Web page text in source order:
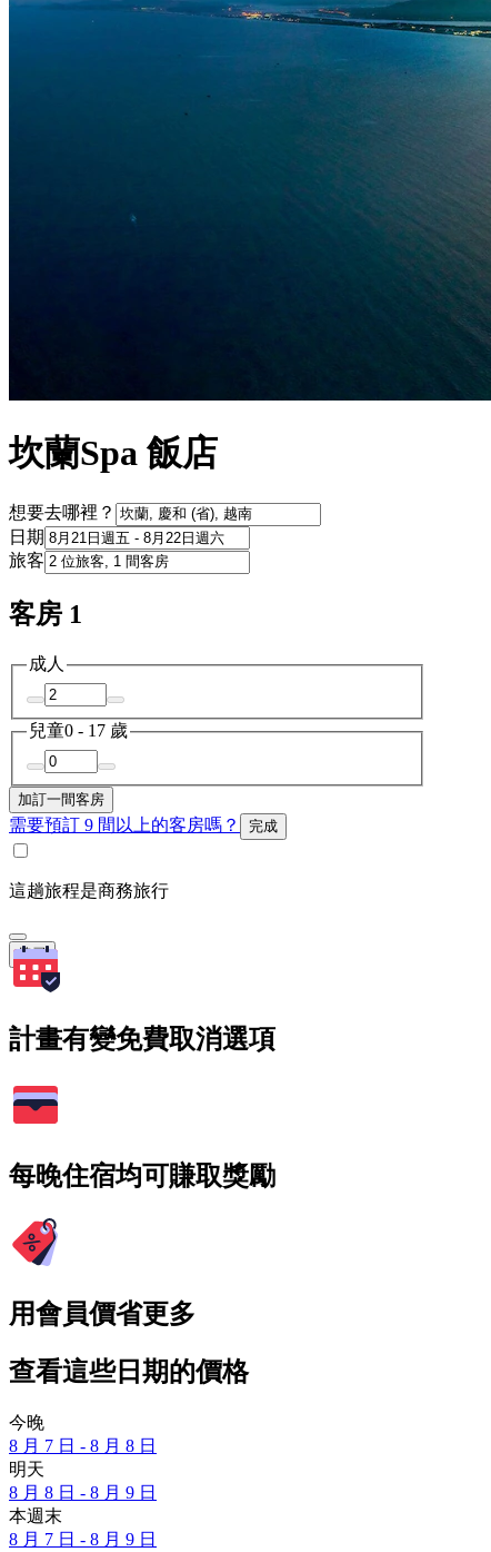
坎蘭Spa 飯店
想要去哪裡？
日期
旅客
客房 1
成人
兒童0 - 17 歲
加訂一間客房
需要預訂 9 間以上的客房嗎？ 完成
這趟旅程是商務旅行
搜尋
計畫有變免費取消選項
每晚住宿均可賺取獎勵
用會員價省更多
查看這些日期的價格
今晚
8 月 7 日 - 8 月 8 日
明天
8 月 8 日 - 8 月 9 日
本週末
8 月 7 日 - 8 月 9 日